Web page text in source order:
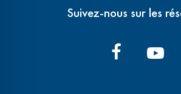
Suivez-nous sur les